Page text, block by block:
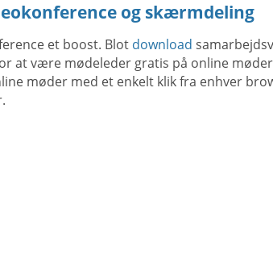
og skærmdeling
et boost. Blot download
at være mødeleder gratis på online
møder med et enkelt klik fra enhver